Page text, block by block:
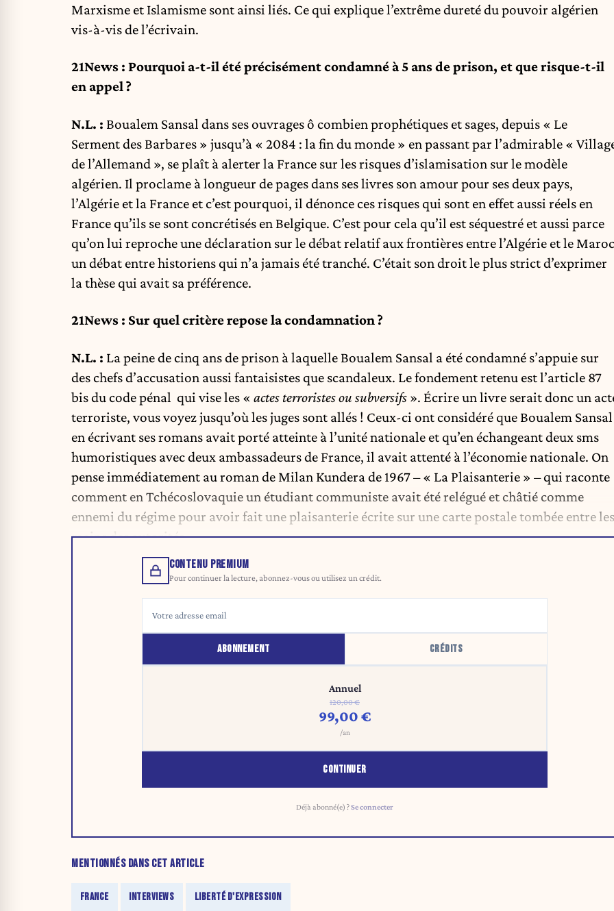
Marxisme et Islamisme sont ainsi liés. Ce qui explique l’extrême dureté du pouvoir algérien
vis-à-vis de l’écrivain.
21News : Pourquoi a-t-il été précisément condamné à 5 ans de prison, et que risque-t-il
en appel ?
N.L. : Boualem Sansal dans ses ouvrages ô combien prophétiques et sages, depuis « Le
Serment des Barbares » jusqu’à « 2084 : la fin du monde » en passant par l’admirable «
de l’Allemand », se plaît à alerter la France sur les risques d’islamisation sur le modèle
algérien. Il proclame à longueur de pages dans ses livres son amour pour ses deux pays,
l’Algérie et la France et c’est pourquoi, il dénonce ces risques qui sont en effet aussi réels en
France qu’ils se sont concrétisés en Belgique. C’est pour cela qu’il est séquestré et aussi parce
qu’on lui reproche une déclaration sur le débat relatif aux frontières entre l’Algérie et le
un débat entre historiens qui n’a jamais été tranché. C’était son droit le plus strict d’exprimer
la thèse qui avait sa préférence.
21News : Sur quel critère repose la condamnation ?
N.L. : La peine de cinq ans de prison à laquelle Boualem Sansal a été condamné s’appuie sur
des chefs d’accusation aussi fantaisistes que scandaleux. Le fondement retenu est l’article 87
bis du code pénal qui vise les « actes terroristes ou subversifs ». Écrire un livre serait donc un
terroriste, vous voyez jusqu’où les juges sont allés ! Ceux-ci ont considéré que Boualem Sansal
en écrivant ses romans avait porté atteinte à l’unité nationale et qu’en échangeant deux sms
humoristiques avec deux ambassadeurs de France, il avait attenté à l’économie nationale. On
pense immédiatement au roman de Milan Kundera de 1967 – « La Plaisanterie » – qui raconte
comment en Tchécoslovaquie un étudiant communiste avait été relégué et châtié comme
ennemi du régime pour avoir fait une plaisanterie écrite sur une carte postale tombée entre les
mains des autorités.
CONTENU PREMIUM
Pour continuer la lecture, abonnez-vous ou utilisez un crédit.
ABONNEMENT CRÉDITS
Annuel
120,00 €
99,00 €
/an
CONTINUER
Déjà abonné(e) ?Se connecter
MENTIONNÉS DANS CET ARTICLE
FRANCE INTERVIEWS LIBERTÉ D'EXPRESSION